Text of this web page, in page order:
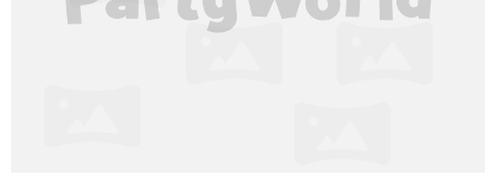
DÁRKY A ŽERTOVNÉ PŘEDMĚTY